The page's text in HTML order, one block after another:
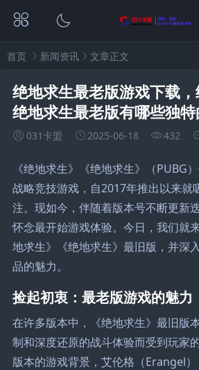
首页 新闻资讯 文章正文
绝地求生最老版游戏下载
绝地求生最老版有哪些独
031卡盟 2025-06-18 432
《绝地求生》《绝地求生》（PUBG
战略竞技游戏，自2017年推出以来就
注。现如今，伴随着版本号不断更新
怀念最开始游戏体验。今日，我们就
地求生》《绝地求生》最旧版，并深
品的魅力。
捡起初衷：最老版游戏的魅力
在许多版本中，《绝地求生》最旧版
制和深度还原的战斗体验而受到玩家
版本的游戏背景，艾伦格（Erangel